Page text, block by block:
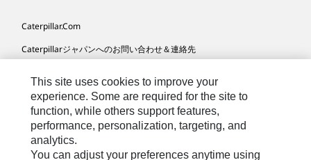
Caterpillar.com
Caterpillarジャパンへのお問い合わせ＆連絡先
サイト･マップ
Cookie Settings
法的事項
This site uses cookies to improve your
experience. Some are required for the site to
function, while others support features,
performance, personalization, targeting, and
analytics.
You can adjust your preferences anytime using